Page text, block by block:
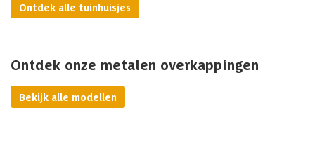
Ontdek alle tuinhuisjes
Ontdek onze metalen overkappingen
Bekijk alle modellen